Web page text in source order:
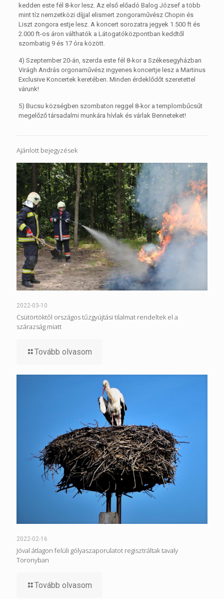
kedden este fél 8-kor lesz. Az első előadó Balog József a több
mint tíz nemzetközi díjjal elismert zongoraművész Chopin és
Liszt zongora estje lesz. A koncert sorozatra jegyek 1.500 ft és
2.000 ft-os áron válthatók a Látogatóközpontban keddtől
szombatig 9 és 17 óra között.
4) Szeptember 20-án, szerda este fél 8-kor a Székesegyházban
Virágh András orgonaművész ingyenes koncertje lesz a Martinus
Exclusive Koncertek keretében. Minden érdeklődőt szeretettel
várunk!
5) Bucsu községben szombaton reggel 8-kor a templombűcsűt
megelőző társadalmi munkára hívlak és várlak Benneteket!
Ajánlott bejegyzések
2022-03-10
Csütörtöktől országos tűzgyújtási tilalmat rendeltek el a
szárazság miatt
Tovább olvasom
2022-02-16
Jóval átlagon felüli gólyaszaporulatot regisztráltak tavaly
Toronyban
Tovább olvasom